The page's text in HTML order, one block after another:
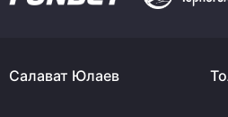
Салават Юлаев